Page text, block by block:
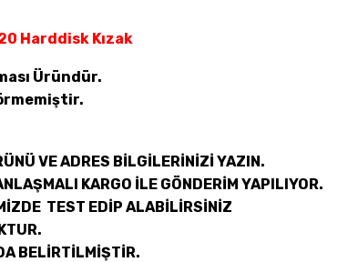
Harddisk Kızak
Üründür.
VE ADRES BİLGİLERİNİZİ YAZIN.
KARGO İLE GÖNDERİM YAPILIYOR.
TEST EDİP ALABİLİRSİNİZ
BELİRTİLMİŞTİR.